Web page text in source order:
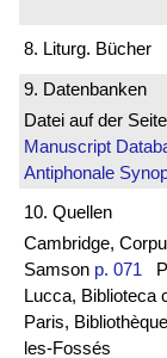
8. Liturg. Bücher
9. Datenbanken
Datei auf der
Manuscript
Antiphonale
10. Quellen
Cambridge,
Samson p. 071
Lucca, Biblioteca
Paris,
les-Fossés